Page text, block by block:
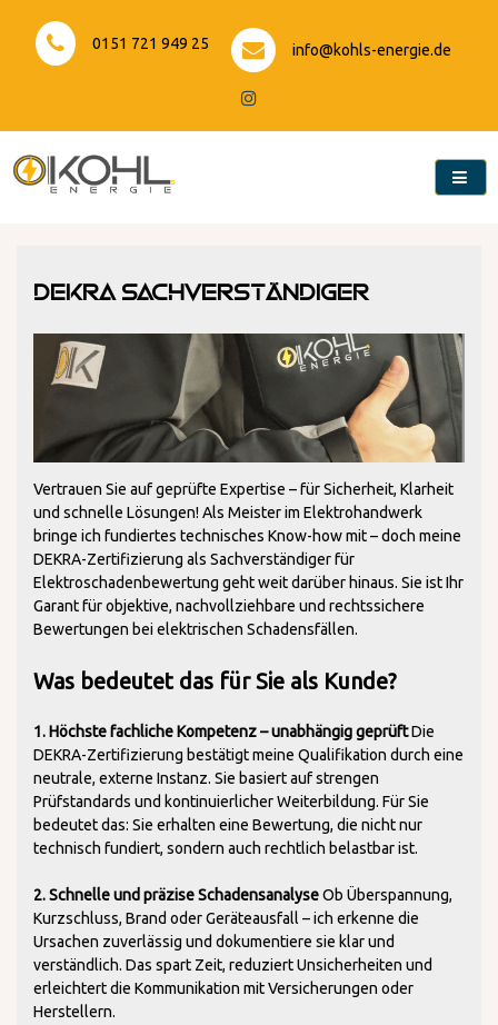
content
0151 721 949 25 info@kohls-energie.de
DEKRA Sachverständiger
Vertrauen Sie auf geprüfte Expertise – für Sicherheit, Klarheit
und schnelle Lösungen! Als Meister im Elektrohandwerk
bringe ich fundiertes technisches Know-how mit – doch meine
DEKRA-Zertifizierung als Sachverständiger für
Elektroschadenbewertung geht weit darüber hinaus. Sie ist Ihr
Garant für objektive, nachvollziehbare und rechtssichere
Bewertungen bei elektrischen Schadensfällen.
Was bedeutet das für Sie als Kunde?
1. Höchste fachliche Kompetenz – unabhängig geprüftDie
DEKRA-Zertifizierung bestätigt meine Qualifikation durch eine
neutrale, externe Instanz. Sie basiert auf strengen
Prüfstandards und kontinuierlicher Weiterbildung. Für Sie
bedeutet das: Sie erhalten eine Bewertung, die nicht nur
technisch fundiert, sondern auch rechtlich belastbar ist.
2. Schnelle und präzise SchadensanalyseOb Überspannung,
Kurzschluss, Brand oder Geräteausfall – ich erkenne die
Ursachen zuverlässig und dokumentiere sie klar und
verständlich. Das spart Zeit, reduziert Unsicherheiten und
erleichtert die Kommunikation mit Versicherungen oder
Herstellern.